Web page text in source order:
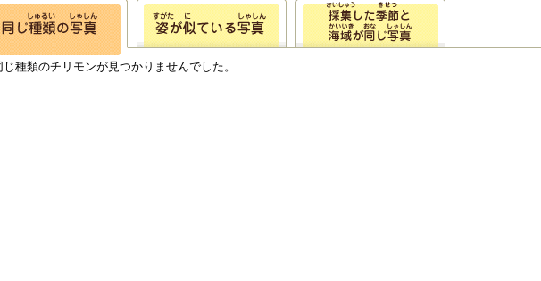
じ種類のチリモンが見つかりませんでした。